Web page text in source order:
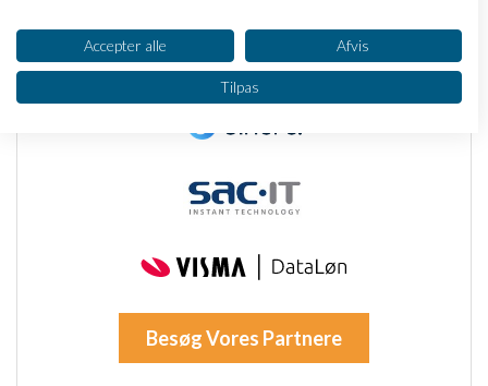
Besøg Vores Partnere
Se partnerliste (2 IAB-leverandører)
Vi bruger dine data til følgende formål:
IAB's behandlingsformål:
Opbevare og/eller tilgå oplysninger på en
Bruge begrænsede oplysninger til at vælge
Oprette profiler til tilpasset annoncering
Oprette profiler for at tilpasse indhold
Accepter alle Afvis
Tilpas